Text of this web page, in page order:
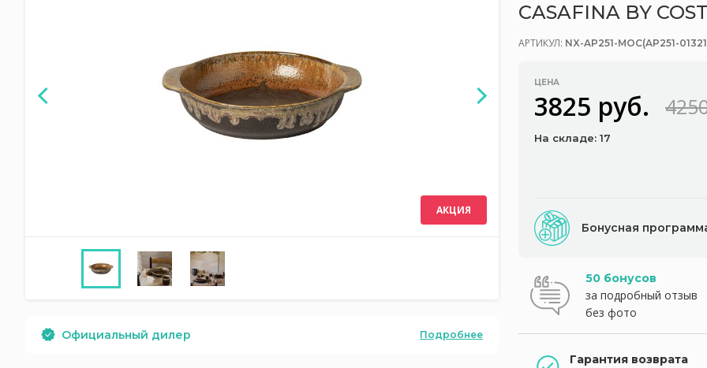
АКЦИЯ
Официальный дилер Подробнее
CASAFINA BY
АРТИКУЛ: NX-AP251-MOC(AP251-
ЦЕНА
3825 руб.
На складе: 17
Бонусная
50 бонусов
за подробный отзыв
без фото
Гарантия возврата